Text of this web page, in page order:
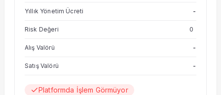
Yıllık Yönetim Ücreti -
Risk Değeri 0
Alış Valörü -
Satış Valörü -
Platformda İşlem Görmüyor